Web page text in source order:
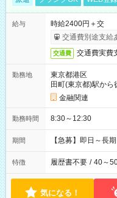
給与
時給2400円＋交
交通費別途支給
交通費 交通費実費
勤務地
東京都港区
田町(東京都)駅から
金融関連
勤務時間 8:30～12:30
期間 【急募】即日～長
特徴 履歴書不要 / 40～
気になる！